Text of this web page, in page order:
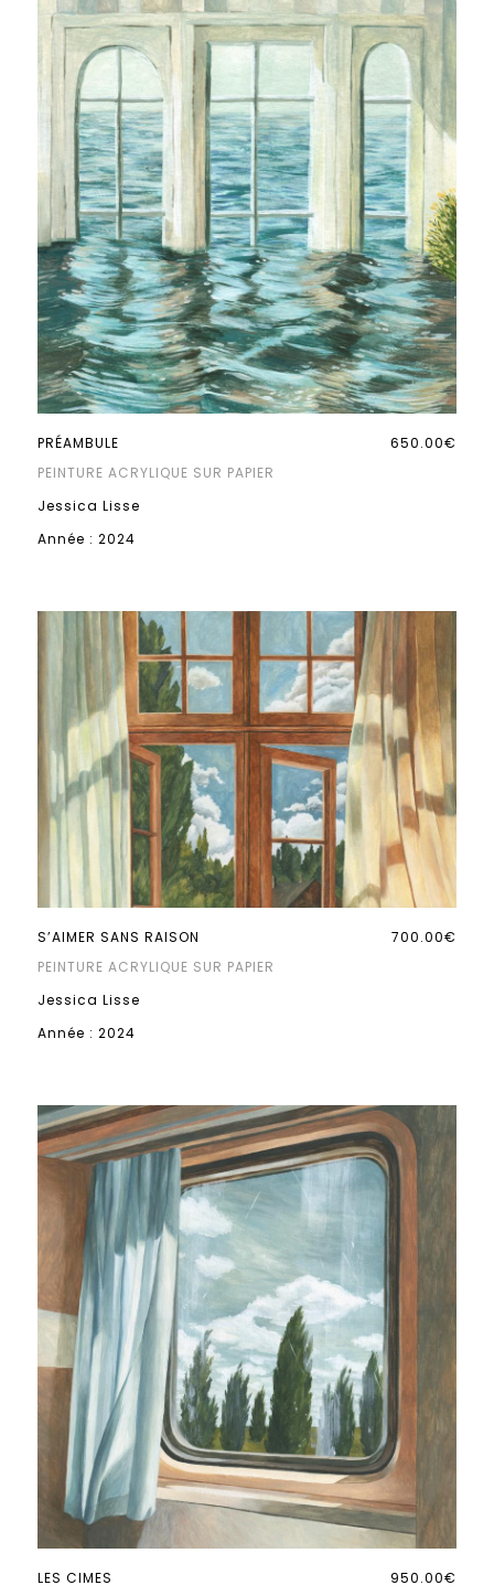
PRÉAMBULE
PEINTURE ACRYLIQUE SUR PAPIER
Jessica Lisse
Année : 2024
650.00€
S’AIMER SANS RAISON
PEINTURE ACRYLIQUE SUR PAPIER
Jessica Lisse
Année : 2024
700.00€
LES CIMES
950.00€